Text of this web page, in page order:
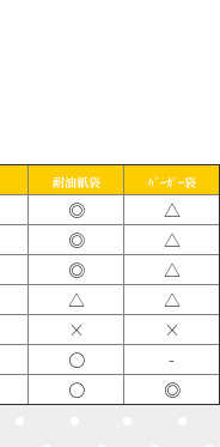
耐油紙袋 ﾊﾞｰｶﾞｰ袋
◎ △
◎ △
◎ △
△ △
× ×
〇 -
〇 ◎